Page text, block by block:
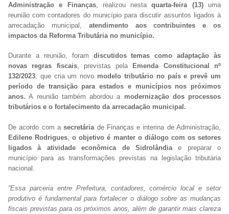
Administração e Finanças, realizou nestaquarta-feira (13)uma
reunião com contadores do município para discutir assuntos ligados à
arrecadação municipal, atendimento aos contribuintes e os
impactos da Reforma Tributária no município.
Durante a reunião, foram discutidos temas como adaptação às
novas regras fiscais, previstas pela
Emenda Constitucional nº
132/2023, que cria um novo modelo tributário no país e prevê um
período de transição para estados e municípios nos próximos
anos. A reunião também abordou amodernização dos processos
tributários e o fortalecimento da arrecadação municipal.
De acordo com asecretária de Finanças e interina de Administração,
Edilene Rodrigues ,o objetivo é manter o diálogo com os setores
ligados à atividade econômica de Sidrolândiae preparar o
município para as transformações previstas na legislação tributária
nacional.
“Essa parceria entre Prefeitura, contadores, comércio local e setor
produtivo é fundamental para fortalecer o diálogo sobre as mudanças
fiscais previstas para os próximos anos, além de garantir mais clareza